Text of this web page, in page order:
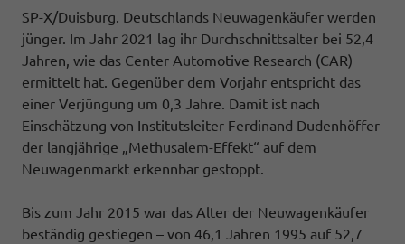
SP-X/Duisburg. Deutschlands Neuwagenkäufer werden
jünger. Im Jahr 2021 lag ihr Durchschnittsalter bei 52,4
Jahren, wie das Center Automotive Research (CAR)
ermittelt hat. Gegenüber dem Vorjahr entspricht das
einer Verjüngung um 0,3 Jahre. Damit ist nach
Einschätzung von Institutsleiter Ferdinand Dudenhöffer
der langjährige „Methusalem-Effekt“ auf dem
Neuwagenmarkt erkennbar gestoppt.
Bis zum Jahr 2015 war das Alter der Neuwagenkäufer
beständig gestiegen – von 46,1 Jahren 1995 auf 52,7